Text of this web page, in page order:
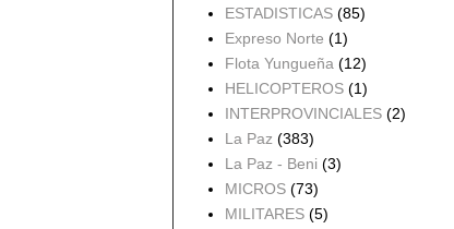
ESTADISTICAS (85)
Expreso Norte (1)
Flota Yungueña (12)
HELICOPTEROS (1)
INTERPROVINCIALES (2)
La Paz (383)
La Paz - Beni (3)
MICROS (73)
MILITARES (5)